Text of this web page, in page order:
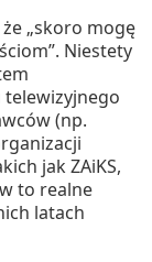
„skoro mogę
Niestety
telewizyjnego
(np.
jakZAiKS,
to realne
latach